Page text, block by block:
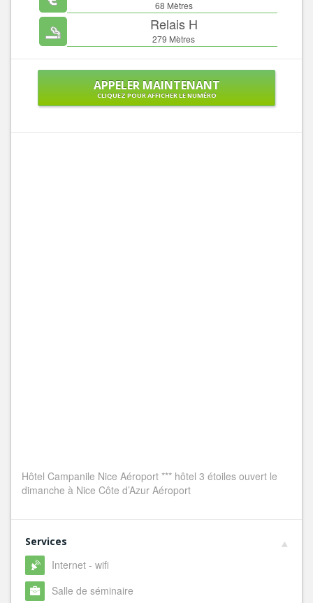
68 Mètres
Relais H
279 Mètres
APPELER MAINTENANT
CLIQUEZ POUR AFFICHER LE NUMÉRO
Hôtel Campanile Nice Aéroport *** hôtel 3 étoiles ouvert le
dimanche à Nice Côte d’Azur Aéroport
Services
Internet - wifi
Salle de séminaire